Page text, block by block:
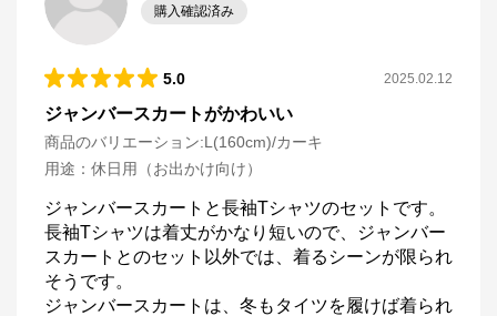
購入確認済み
5.0 2025.02.12
ジャンバースカートがかわいい
商品のバリエーション:L(160cm)/カーキ
用途 ： 休日用（お出かけ向け）
ジャンバースカートと長袖Tシャツのセットです。
長袖Tシャツは着丈がかなり短いので、ジャンバー
スカートとのセット以外では、着るシーンが限られ
そうです。
ジャンバースカートは、冬もタイツを履けば着られ